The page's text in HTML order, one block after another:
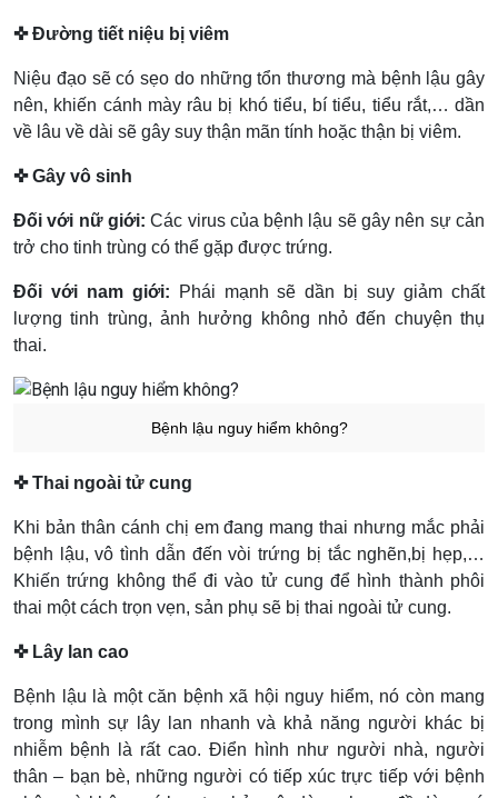
✜ Đường tiết niệu bị viêm
Niệu đạo sẽ có sẹo do những tổn thương mà bệnh lậu gây
nên, khiến cánh mày râu bị khó tiểu, bí tiểu, tiểu rắt,… dần
về lâu về dài sẽ gây suy thận mãn tính hoặc thận bị viêm.
✜ Gây vô sinh
Đối với nữ giới: Các virus của bệnh lậu sẽ gây nên sự cản
trở cho tinh trùng có thể gặp được trứng.
Đối với nam giới: Phái mạnh sẽ dần bị suy giảm chất
lượng tinh trùng, ảnh hưởng không nhỏ đến chuyện thụ
thai.
Bệnh lậu nguy hiểm không?
✜ Thai ngoài tử cung
Khi bản thân cánh chị em đang mang thai nhưng mắc phải
bệnh lậu, vô tình dẫn đến vòi trứng bị tắc nghẽn,bị hẹp,…
Khiến trứng không thể đi vào tử cung để hình thành phôi
thai một cách trọn vẹn, sản phụ sẽ bị thai ngoài tử cung.
✜ Lây lan cao
Bệnh lậu là một căn bệnh xã hội nguy hiểm, nó còn mang
trong mình sự lây lan nhanh và khả năng người khác bị
nhiễm bệnh là rất cao. Điển hình như người nhà, người
thân – bạn bè, những người có tiếp xúc trực tiếp với bệnh